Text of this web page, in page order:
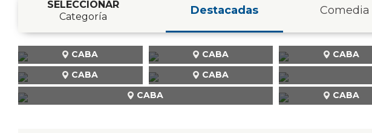
SELECCIONAR
Categoría
Destacadas Comedia
CABA CABA CABA
CABA
CABA
CABA
CABA